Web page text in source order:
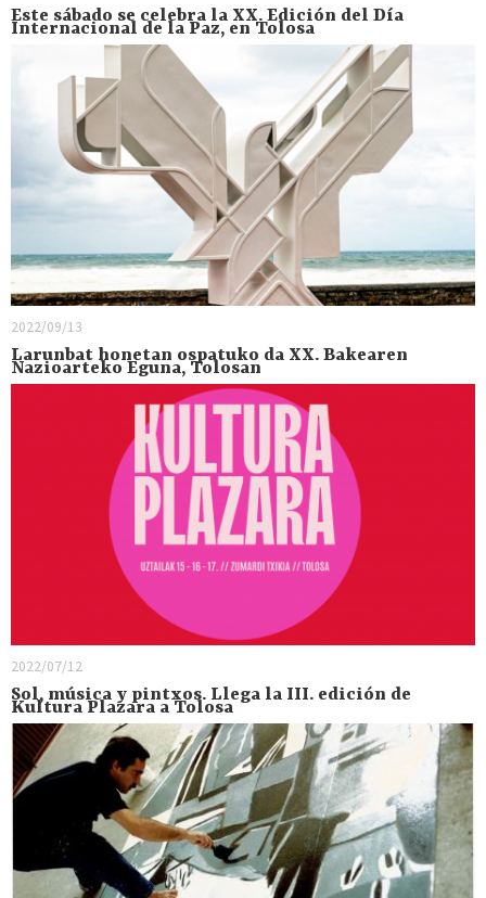
Este sábado se celebra la XX. Edición del Día
Internacional de la Paz, en Tolosa
2022/09/13
Larunbat honetan ospatuko da XX. Bakearen
Nazioarteko Eguna, Tolosan
2022/07/12
Sol, música y pintxos. Llega la III. edición de
Kultura Plazara a Tolosa